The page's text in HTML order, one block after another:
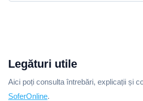
Legături utile
Aici poți consulta întrebări, explicații și
SoferOnline.